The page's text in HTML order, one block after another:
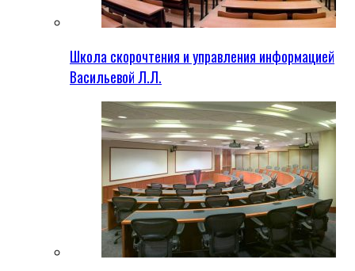
Школа скорочтения и управления информацией
Васильевой Л.Л.